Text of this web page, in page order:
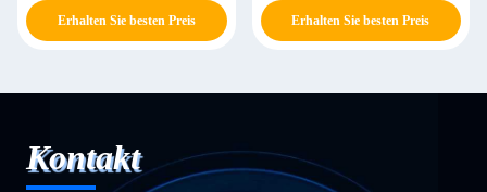
Erhalten Sie besten Preis Erhalten Sie besten Preis
Kontakt